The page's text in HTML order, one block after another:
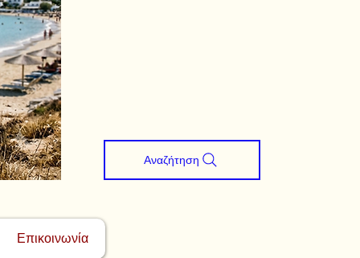
Επικοινωνία
Αναζήτηση